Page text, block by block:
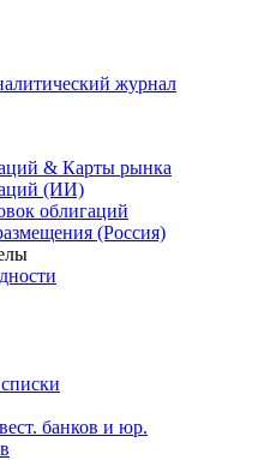
журнал
& Карты рынка
(ИИ)
облигаций
(Россия)
банков и юр.